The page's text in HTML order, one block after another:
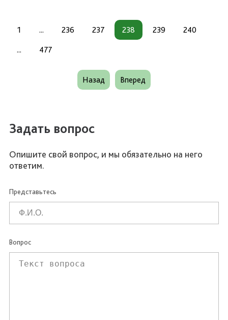
1 ... 236 237 238 239 240
... 477
Назад Вперед
Задать вопрос
Опишите свой вопрос, и мы обязательно на него
ответим.
Представьтесь
Вопрос